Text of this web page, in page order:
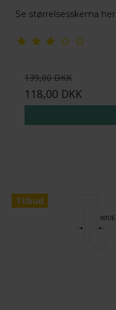
Se størrelsesskema her
139,00 DKK
118,00 DKK
Tilbud